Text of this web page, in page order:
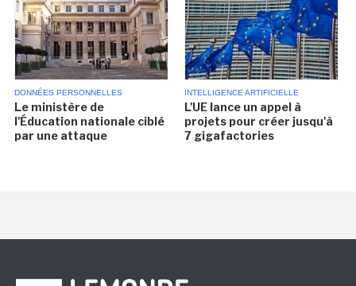
DONNÉES PERSONNELLES
Le ministère de
l'Éducation nationale ciblé
par une attaque
INTELLIGENCE ARTIFICIELLE
L'UE lance un appel à
projets pour créer jusqu'à
7 gigafactories